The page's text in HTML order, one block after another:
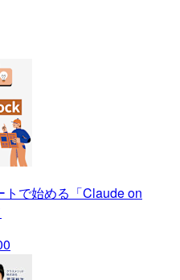
トで始める「Claude on